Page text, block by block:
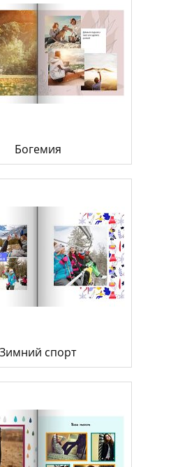
Богемия
Зимний спорт